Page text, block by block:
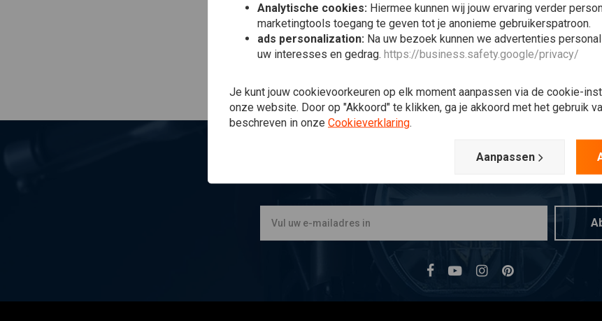
Op de hoogte blijven?
Analytische cookies: Hiermee kunnen wij jouw ervaring verder
marketingtools toegang te geven tot je anonieme gebruikerspatroon.
ads personalization: Na uw bezoek kunnen we advertenties
uw interesses en gedrag. https://business.safety.google/privacy/
Je kunt jouw cookievoorkeuren op elk moment aanpassen via de cookie-
onze website. Door op "Akkoord" te klikken, ga je akkoord met het gebruik
beschreven in onze Cookieverklaring.
Aanpassen